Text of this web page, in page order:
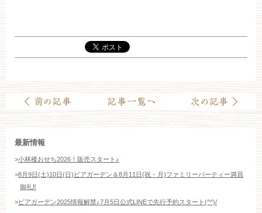
最新情報
>小林楼おせち2026！販売スタート♪
>8月9日(土)10日(日)ビアガーデン＆8月11日(祝・月)ファミリーパーティー満員
御礼‼️
>ビアガーデン2025情報解禁♪7月5日公式LINEで先行予約スタート(^^)/